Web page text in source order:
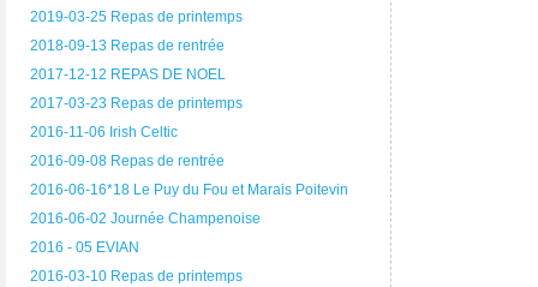
2019-03-25 Repas de printemps
2018-09-13 Repas de rentrée
2017-12-12 REPAS DE NOEL
2017-03-23 Repas de printemps
2016-11-06 Irish Celtic
2016-09-08 Repas de rentrée
2016-06-16*18 Le Puy du Fou et Marais Poitevin
2016-06-02 Journée Champenoise
2016 - 05 EVIAN
2016-03-10 Repas de printemps